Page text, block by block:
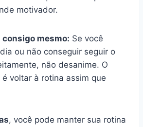
motivador.
mesmo: Se você
ou não conseguir seguir o
não desanime. O
voltar à rotina assim que
, você pode manter sua rotina